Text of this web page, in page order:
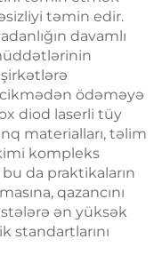
təmin edir.
davamlı
şirkətlərə
ödəməyə
diod laserli tüy
materialları, təlim
kompleks
da praktikaların
qazancını
ən yüksək
standartlarını